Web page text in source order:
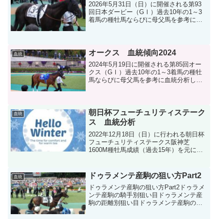
2026年5月31日（日）に開催される第93
回日本ダービー（GⅠ）過去10年の1～3
着馬の種牡馬ならびに母父馬を参考に血
血統 オークス 血統傾向2024
2024年5月19日に開催される第85回オー
クス（GⅠ）過去10年の1～3着馬の種牡
馬ならびに母父馬を参考に血統分析しま
血統
朝日杯フューチュリティステーク
ス 血統分析
2022年12月18日（日）に行われる朝日杯
フューチュリティステークス阪神芝
1600M種牡馬成績（過去15年）を元に血
血統 ドゥラメンテ産駒の狙い方Part2
ドゥラメンテ産駒の狙い方Part2ドゥラメ
ンテ産駒の騎手別狙い目ドゥラメンテ産
駒の距離別狙い目ドゥラメンテ産駒の生